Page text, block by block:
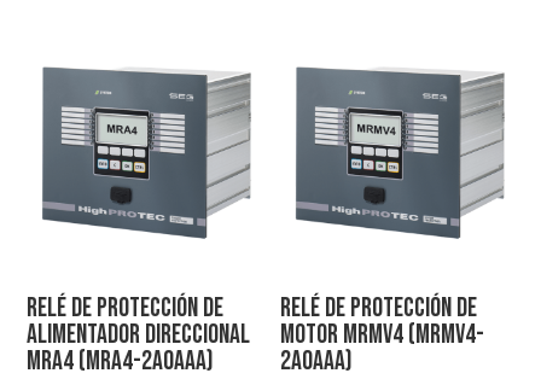
Relé de protección de
alimentador direccional
MRA4 (MRA4-2A0AAA)
Relé de protección de
motor MRMV4 (MRMV4-
2A0AAA)